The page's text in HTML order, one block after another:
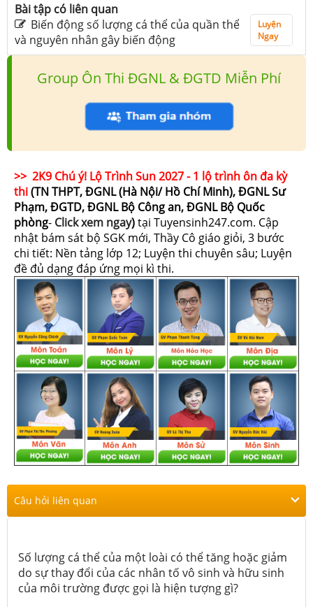
Bài tập có liên quan
Biến động số lượng cá thể của quần thể
và nguyên nhân gây biến động
Luyện
Ngay
Group Ôn Thi ĐGNL & ĐGTD Miễn Phí
>> 2K9 Chú ý! Lộ Trình Sun 2027 - 1 lộ trình ôn đa kỳ
thi(TN THPT, ĐGNL (Hà Nội/ Hồ Chí Minh), ĐGNL Sư
Phạm, ĐGTD, ĐGNL Bộ Công an, ĐGNL Bộ Quốc
phòng- Click xem ngay)tại Tuyensinh247.com. Cập
nhật bám sát bộ SGK mới, Thầy Cô giáo giỏi, 3 bước
chi tiết: Nền tảng lớp 12; Luyện thi chuyên sâu; Luyện
đề đủ dạng đáp ứng mọi kì thi.
Câu hỏi liên quan
Số lượng cá thể của một loài có thể tăng hoặc giảm
do sự thay đổi của các nhân tố vô sinh và hữu sinh
của môi trường được gọi là hiện tượng gì?